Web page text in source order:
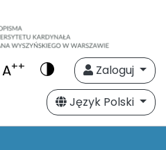
A++
Zaloguj
Język Polski